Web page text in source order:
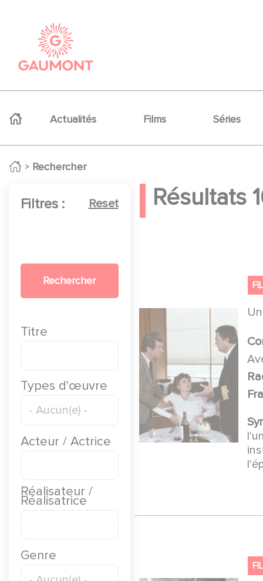
Actualités Films Séries
Rechercher
Filtres : Reset
Rechercher
Titre
Types d'œuvre
Acteur / Actrice
Réalisateur /
Réalisatrice
Genre
Résultats
Un